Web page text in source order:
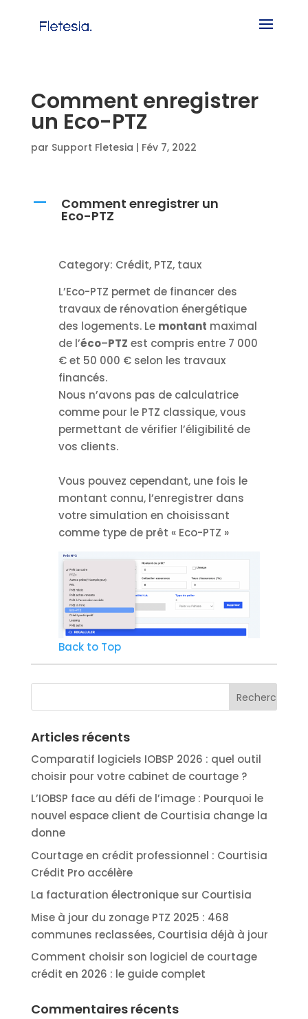
Comment enregistrer
un Eco-PTZ
par Support Fletesia | Fév 7, 2022
A Comment enregistrer un
Eco-PTZ
Category: Crédit, PTZ, taux
L’Eco-PTZ permet de financer des
travaux de rénovation énergétique
des logements. Le montant maximal
de l’éco–PTZ est compris entre 7 000
€ et 50 000 € selon les travaux
financés.
Nous n’avons pas de calculatrice
comme pour le PTZ classique, vous
permettant de vérifier l’éligibilité de
vos clients.
Vous pouvez cependant, une fois le
montant connu, l’enregistrer dans
votre simulation en choisissant
comme type de prêt « Eco-PTZ »
Back to Top
Articles récents
Comparatif logiciels IOBSP 2026 : quel outil
choisir pour votre cabinet de courtage ?
L’IOBSP face au défi de l’image : Pourquoi le
nouvel espace client de Courtisia change la
donne
Courtage en crédit professionnel : Courtisia
Crédit Pro accélère
La facturation électronique sur Courtisia
Mise à jour du zonage PTZ 2025 : 468
communes reclassées, Courtisia déjà à jour
Comment choisir son logiciel de courtage
crédit en 2026 : le guide complet
Commentaires récents